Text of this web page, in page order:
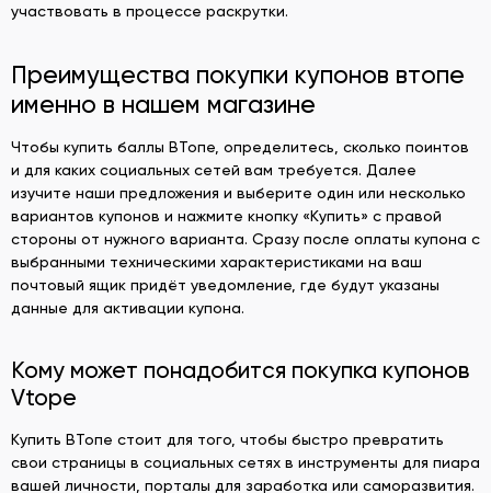
участвовать в процессе раскрутки.
Преимущества покупки купонов втопе
именно в нашем магазине
Чтобы купить баллы ВТопе, определитесь, сколько поинтов
и для каких социальных сетей вам требуется. Далее
изучите наши предложения и выберите один или несколько
вариантов купонов и нажмите кнопку «Купить» с правой
стороны от нужного варианта. Сразу после оплаты купона с
выбранными техническими характеристиками на ваш
почтовый ящик придёт уведомление, где будут указаны
данные для активации купона.
Кому может понадобится покупка купонов
Vtope
Купить ВТопе стоит для того, чтобы быстро превратить
свои страницы в социальных сетях в инструменты для пиара
вашей личности, порталы для заработка или саморазвития.